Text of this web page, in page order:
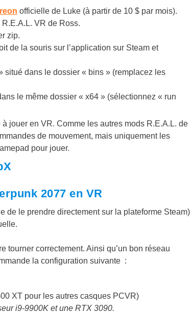
officielle de Luke (à partir de 10 $ par mois).
VR de Ross.
zip.
de la souris sur l’application sur Steam et
dans le dossier « bins » (remplacez les
le même dossier « x64 » (sélectionnez « run
jouer en VR. Comme les autres mods R.E.A.L. de
de mouvement, mais uniquement les
pour jouer.
2077 en VR
le prendre directement sur la plateforme Steam)
tourner correctement. Ainsi qu’un bon réseau
la configuration suivante :
XT pour les autres casques PCVR)
i9-9900K et une RTX 3090.